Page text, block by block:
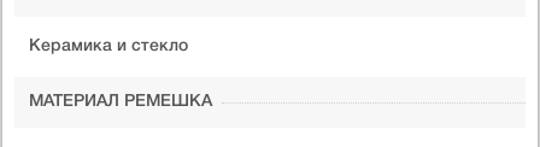
Керамика и стекло
МАТЕРИАЛ РЕМЕШКА